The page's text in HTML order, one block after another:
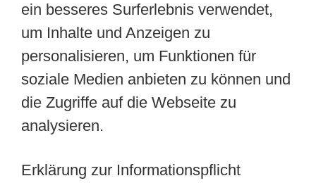
ein besseres Surferlebnis verwendet,
um Inhalte und Anzeigen zu
personalisieren, um Funktionen für
soziale Medien anbieten zu können und
die Zugriffe auf die Webseite zu
analysieren.
Erklärung zur Informationspflicht